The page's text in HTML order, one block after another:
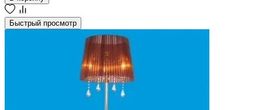
Быстрый просмотр